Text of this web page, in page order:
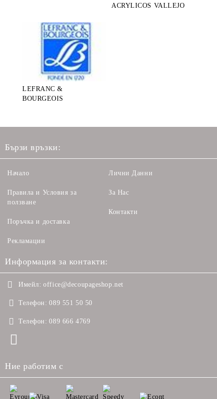
ACRYLICOS VALLEJO
LEFRANC &
BOURGEOIS
Бързи връзки:
Начало
Правила и Условия за
ползване
Поръчка и доставка
Рекламации
Лични Данни
За Нас
Контакти
Информация за контакти:
Имейл: office@decoupageshop.net
Телефон: 089 551 50 50
Телефон: 089 666 4769
Ние работим с